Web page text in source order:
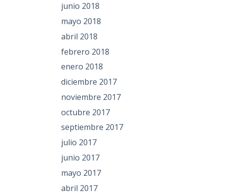
junio 2018
mayo 2018
abril 2018
febrero 2018
enero 2018
diciembre 2017
noviembre 2017
octubre 2017
septiembre 2017
julio 2017
junio 2017
mayo 2017
abril 2017